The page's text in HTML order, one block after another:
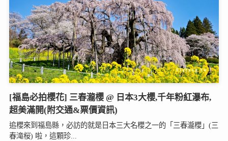
[福島必拍櫻花] 三春瀧櫻 @ 日本3大櫻,千年粉紅瀑布,
超美滿開(附交通&票價資訊)
追櫻來到福島縣，必訪的就是日本三大名櫻之一的「三春瀧櫻」(三
春滝桜) 啦，這顆珍...